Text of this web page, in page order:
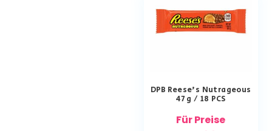
DPB Reese’s Nutrageous
47 g / 18 PCS
Für Preise